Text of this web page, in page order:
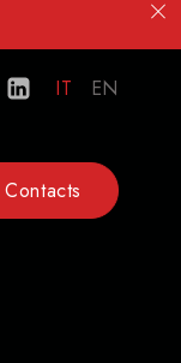
IT EN
Contacts